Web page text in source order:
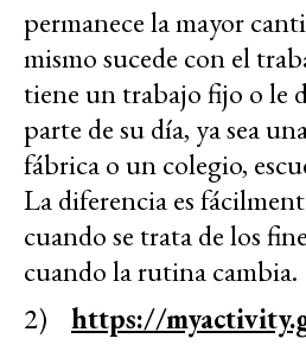
permanece la mayor
mismo sucede con el
tiene un trabajo fijo o le
parte de su día, ya sea
fábrica o un colegio,
La diferencia es
cuando se trata de los
cuando la rutina cambia.
2) https://